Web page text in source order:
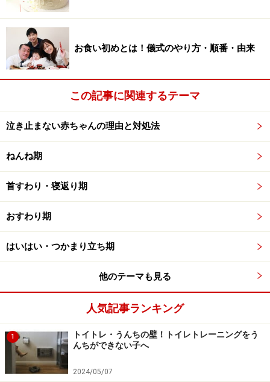
「ア～ア～」「ウ～」など、声をたくさん出すようにな
ります。専門用語で『喃語（なんご）』と呼ばれていま
す。話しかけると、まるでお話しているように、声をた
くさん出すので、愛らしさが倍増します。たくさん話し
かけて、いっぱい赤ちゃんの声を、聞きましょうね。
おもちゃを持てるようになってきます
運動機能が発達して、手や足の動きが活発になります。
握力もついてきて、おもちゃを持たせると、短時間であ
れば、持つことも可能になってきます。そして、口に入
お食い初めとは！儀式のやり方・順番・由来
この記事に関連するテーマ
泣き止まない赤ちゃんの理由と対処法
ねんね期
首すわり・寝返り期
おすわり期
はいはい・つかまり立ち期
他のテーマも見る
人気記事ランキング
1
トイトレ・うんちの壁！トイレトレーニングをう
んちができない子へ
2024/05/07